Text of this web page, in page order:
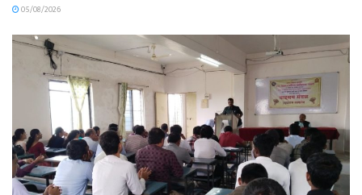
05/08/2026